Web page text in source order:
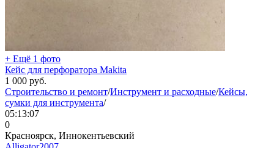
+ Ещё 1 фото
Кейс для перфоратора Makita
1 000 руб.
Строительство и ремонт/Инструмент и расходные/Кейсы,
сумки для инструмента/
05:13:07
0
Красноярск, Иннокентьевский